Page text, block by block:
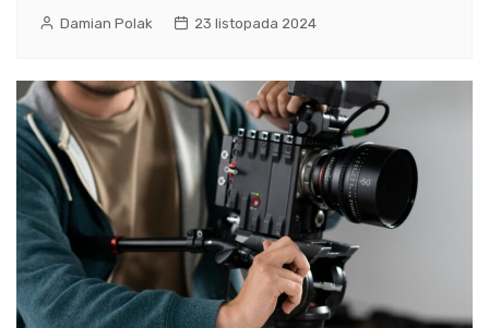
Damian Polak 23 listopada 2024